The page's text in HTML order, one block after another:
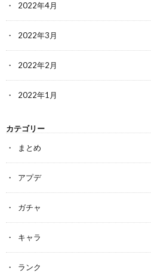
2022年4月
2022年3月
2022年2月
2022年1月
カテゴリー
まとめ
アプデ
ガチャ
キャラ
ランク